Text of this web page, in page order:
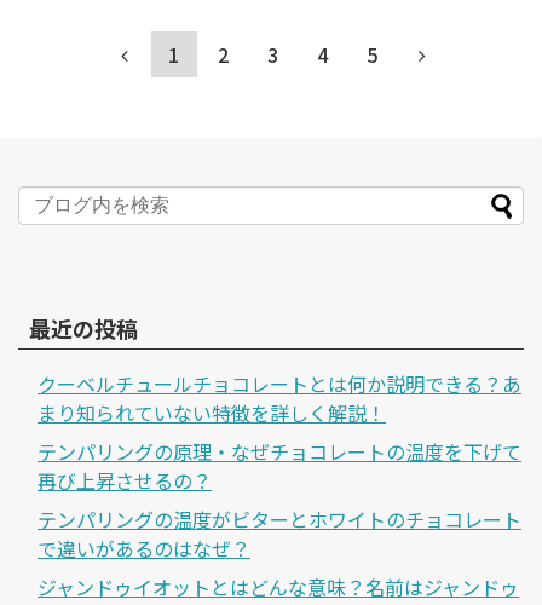
1 2 3 4 5
最近の投稿
クーベルチュールチョコレートとは何か説明できる？あ
まり知られていない特徴を詳しく解説！
テンパリングの原理・なぜチョコレートの温度を下げて
再び上昇させるの？
テンパリングの温度がビターとホワイトのチョコレート
で違いがあるのはなぜ？
ジャンドゥイオットとはどんな意味？名前はジャンドゥ